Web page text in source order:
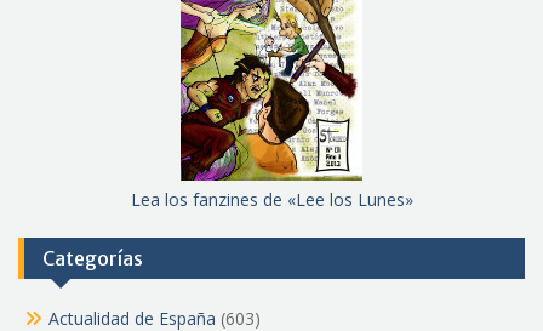
Lea los fanzines de «Lee los Lunes»
Categorías
Actualidad de España (603)